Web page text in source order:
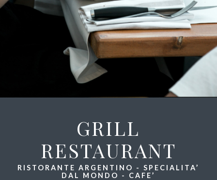
GRILL
RESTAURANT
RISTORANTE ARGENTINO - SPECIALITA’
DAL MONDO - CAFE’